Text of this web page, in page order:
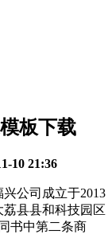
板下载
10 21:36
公司成立于2013
荔县县和科技园区
书中第二条商